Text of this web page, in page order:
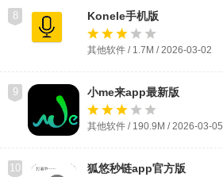
8 Konele手机版
其他软件 / 1.7M / 2026-03-02
9 小me来app最新版
其他软件 / 190.9M / 2026-03-05
10 狐悠秒链app官方版